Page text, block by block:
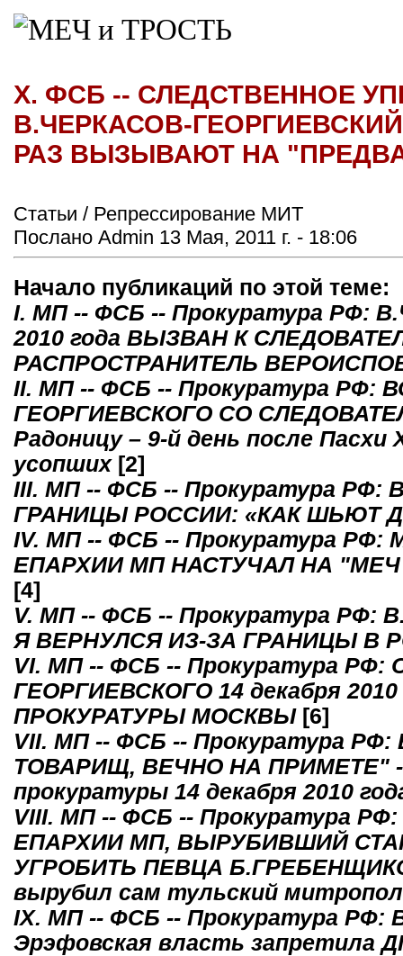
X. ФСБ -- СЛЕДСТВЕННОЕ
В.ЧЕРКАСОВ-
РАЗ ВЫЗЫВАЮТ НА
Статьи / Репрессирование МИТ
Послано Admin 13 Мая, 2011 г. - 18:06
Начало публикаций по этой теме:
I. МП -- ФСБ -- Прокуратура РФ:
2010 года ВЫЗВАН К
РАСПРОСТРАНИТЕЛЬ
II. МП -- ФСБ -- Прокуратура РФ:
ГЕОРГИЕВСКОГО СО
Радоницу – 9-й день после
усопших[2]
III. МП -- ФСБ -- Прокуратура
ГРАНИЦЫ РОССИИ: «КАК ШЬЮТ
IV. МП -- ФСБ -- Прокуратура
ЕПАРХИИ МП НАСТУЧАЛ НА
[4]
V. МП -- ФСБ -- Прокуратура
Я ВЕРНУЛСЯ ИЗ-ЗА ГРАНИЦЫ В
VI. МП -- ФСБ -- Прокуратура
ГЕОРГИЕВСКОГО 14 декабря
ПРОКУРАТУРЫ МОСКВЫ [6]
VII. МП -- ФСБ -- Прокуратура
ТОВАРИЩ, ВЕЧНО НА ПРИМЕТЕ" --
прокуратуры 14 декабря 2010
VIII. МП -- ФСБ -- Прокуратура
ЕПАРХИИ МП, ВЫРУБИВШИЙ
УГРОБИТЬ ПЕВЦА
вырубил сам тульский
IX. МП -- ФСБ -- Прокуратура РФ:
Эрэфовская власть запретила